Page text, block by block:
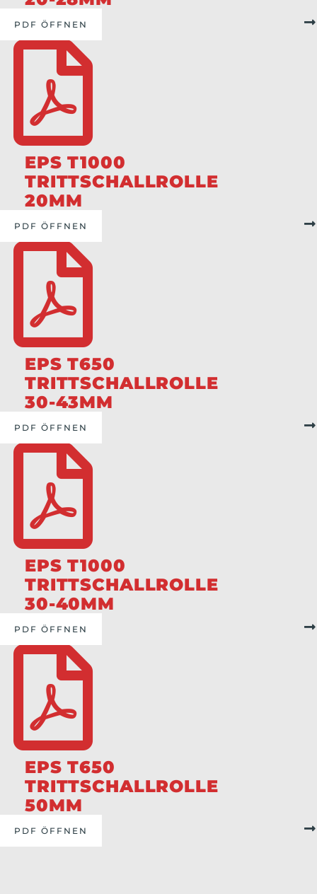
PDF ÖFFNEN
EPS T1000
TRITTSCHALLROLLE
20MM
PDF ÖFFNEN
EPS T650
TRITTSCHALLROLLE
30-43MM
PDF ÖFFNEN
EPS T1000
TRITTSCHALLROLLE
30-40MM
PDF ÖFFNEN
EPS T650
TRITTSCHALLROLLE
50MM
PDF ÖFFNEN